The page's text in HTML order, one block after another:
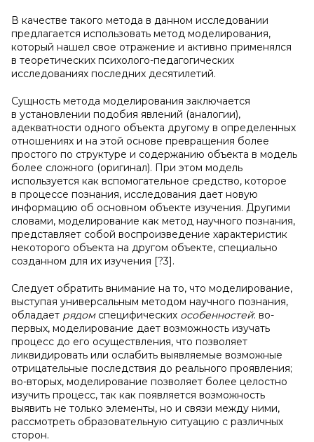
В качестве такого метода в данном исследовании
предлагается использовать метод моделирования,
который нашел свое отражение и активно применялся
в теоретических психолого-педагогических
исследованиях последних десятилетий.
Сущность метода моделирования заключается
в установлении подобия явлений (аналогии),
адекватности одного объекта другому в определенных
отношениях и на этой основе превращения более
простого по структуре и содержанию объекта в модель
более сложного (оригинал). При этом модель
используется как вспомогательное средство, которое
в процессе познания, исследования дает новую
информацию об основном объекте изучения. Другими
словами, моделирование как метод научного познания,
представляет собой воспроизведение характеристик
некоторого объекта на другом объекте, специально
созданном для их изучения [?3].
Следует обратить внимание на то, что моделирование,
выступая универсальным методом научного познания,
обладает рядомспецифических особенностей: во-
первых, моделирование дает возможность изучать
процесс до его осуществления, что позволяет
ликвидировать или ослабить выявляемые возможные
отрицательные последствия до реального проявления;
во-вторых, моделирование позволяет более целостно
изучить процесс, так как появляется возможность
выявить не только элементы, но и связи между ними,
рассмотреть образовательную ситуацию с различных
сторон.